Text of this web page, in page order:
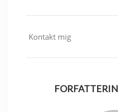
Kontakt mig